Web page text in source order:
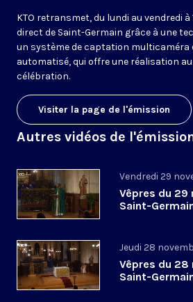
KTO retransmet, du lundi au vendredi à
direct de Saint-Germain grâce à une
un système de captation
automatisé, qui offre une réalisation
célébration.
Visiter la page de l'émission
Autres vidéos de
Vendredi 29
Vêpres du 29
Saint-
Jeudi 28
Vêpres du 28
Saint-